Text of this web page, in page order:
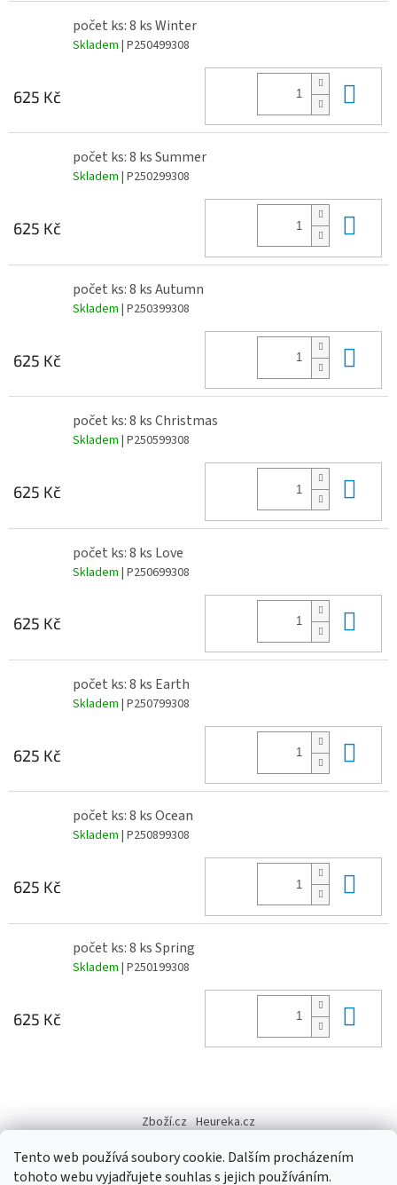
Tento web používá soubory cookie. Dalším procházením
tohoto webu vyjadřujete souhlas s jejich používáním.
počet ks: 8 ks Winter
Skladem | P250499308
625 Kč
počet ks: 8 ks Summer
Skladem | P250299308
625 Kč
počet ks: 8 ks Autumn
Skladem | P250399308
625 Kč
počet ks: 8 ks Christmas
Skladem | P250599308
625 Kč
počet ks: 8 ks Love
Skladem | P250699308
625 Kč
počet ks: 8 ks Earth
Skladem | P250799308
625 Kč
počet ks: 8 ks Ocean
Skladem | P250899308
625 Kč
počet ks: 8 ks Spring
Skladem | P250199308
625 Kč
p
Zboží.cz Heureka.cz